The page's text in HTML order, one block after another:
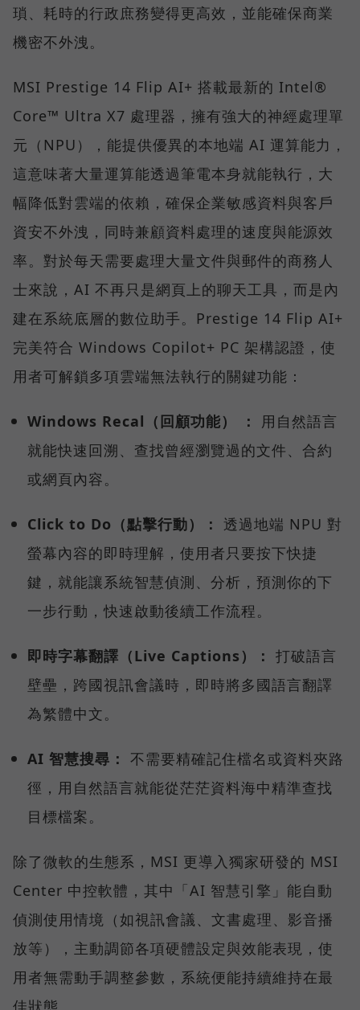
瑣、耗時的行政庶務變得更高效，並能確保商業
機密不外洩。
MSI Prestige 14 Flip AI+ 搭載最新的 Intel®
Core™ Ultra X7 處理器，擁有強大的神經處理單
元（NPU），能提供優異的本地端 AI 運算能力，
這意味著大量運算能透過筆電本身就能執行，大
幅降低對雲端的依賴，確保企業敏感資料與客戶
資安不外洩，同時兼顧資料處理的速度與能源效
率。對於每天需要處理大量文件與郵件的商務人
士來說，AI 不再只是網頁上的聊天工具，而是內
建在系統底層的數位助手。Prestige 14 Flip AI+
完美符合 Windows Copilot+ PC 架構認證，使
用者可解鎖多項雲端無法執行的關鍵功能：
Windows Recal（回顧功能） ：
用自然語言
就能快速回溯、查找曾經瀏覽過的文件、合約
或網頁內容。
Click to Do（點擊行動）： 透過地端 NPU 對
螢幕內容的即時理解，使用者只要按下快捷
鍵，就能讓系統智慧偵測、分析，預測你的下
一步行動，快速啟動後續工作流程。
即時字幕翻譯（Live Captions）： 打破語言
壁壘，跨國視訊會議時，即時將多國語言翻譯
為繁體中文。
AI 智慧搜尋： 不需要精確記住檔名或資料夾路
徑，用自然語言就能從茫茫資料海中精準查找
目標檔案。
除了微軟的生態系，MSI 更導入獨家研發的 MSI
Center 中控軟體，其中「AI 智慧引擎」能自動
偵測使用情境（如視訊會議、文書處理、影音播
放等），主動調節各項硬體設定與效能表現，使
用者無需動手調整參數，系統便能持續維持在最
佳狀態。